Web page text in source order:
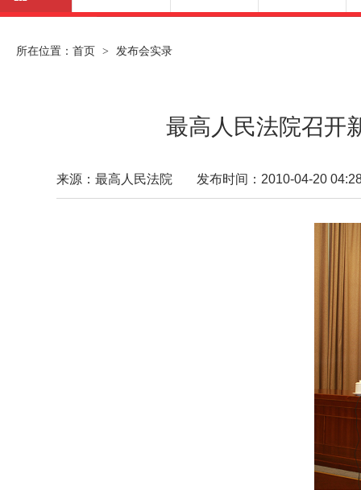
所在位置： 首页 > 发布会实录
最高人民法院召开
来源：最高人民法院 发布时间：2010-04-20